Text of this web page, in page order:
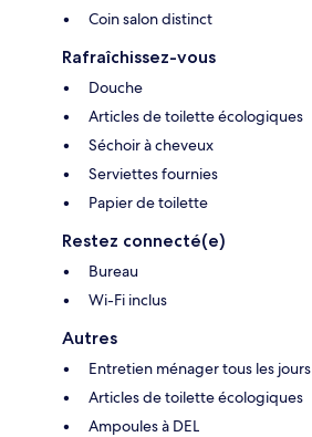
Coin salon distinct
Rafraîchissez-vous
Douche
Articles de toilette écologiques
Séchoir à cheveux
Serviettes fournies
Papier de toilette
Restez connecté(e)
Bureau
Wi-Fi inclus
Autres
Entretien ménager tous les jours
Articles de toilette écologiques
Ampoules à DEL